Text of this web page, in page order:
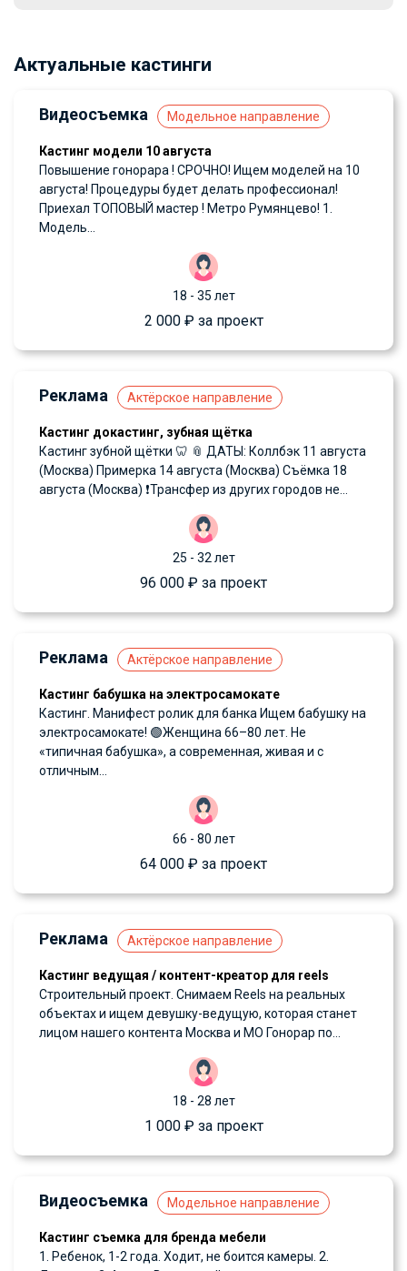
Актуальные кастинги
Видеосъемка Модельное направление
Кастинг модели 10 августа
Повышение гонорара ! СРОЧНО! Ищем моделей на 10
августа! Процедуры будет делать профессионал!
Приехал ТОПОВЫЙ мастер ! Метро Румянцево! 1.
Модель...
18 - 35 лет
2 000 ₽ за проект
Реклама Актёрское направление
Кастинг докастинг, зубная щётка
Кастинг зубной щётки 🦷 📎 ДАТЫ: Коллбэк 11 августа
(Москва) Примерка 14 августа (Москва) Съёмка 18
августа (Москва) ❗️Трансфер из других городов не...
25 - 32 лет
96 000 ₽ за проект
Реклама Актёрское направление
Кастинг бабушка на электросамокате
Кастинг. Манифест ролик для банка Ищем бабушку на
электросамокате! 🟢Женщина 66–80 лет. Не
«типичная бабушка», а современная, живая и с
отличным...
66 - 80 лет
64 000 ₽ за проект
Реклама Актёрское направление
Кастинг ведущая / контент-креатор для reels
Строительный проект. Снимаем Reels на реальных
объектах и ищем девушку-ведущую, которая станет
лицом нашего контента Москва и МО Гонорар по...
18 - 28 лет
1 000 ₽ за проект
Видеосъемка Модельное направление
Кастинг съемка для бренда мебели
1. Ребенок, 1-2 года. Ходит, не боится камеры. 2.